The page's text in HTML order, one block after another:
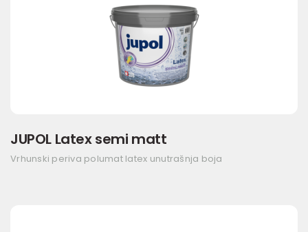
JUPOL Latex semi matt
Vrhunski periva polumat latex unutrašnja boja